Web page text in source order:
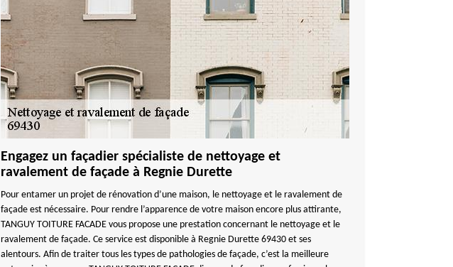
Engagez un façadier spécialiste de nettoyage et
ravalement de façade à Regnie Durette
Pour entamer un projet de rénovation d’une maison, le nettoyage et le ravalement de
façade est nécessaire. Pour rendre l’apparence de votre maison encore plus attirante,
TANGUY TOITURE FACADE vous propose une prestation concernant le nettoyage et le
ravalement de façade. Ce service est disponible à Regnie Durette 69430 et ses
alentours. Afin de traiter tous les types de pathologies de façade, c’est la meilleure